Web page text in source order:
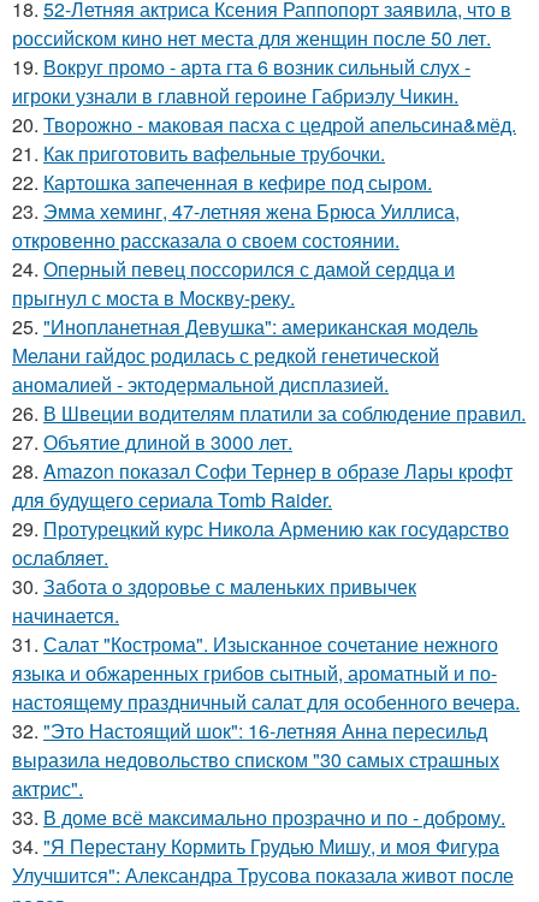
18. 52-Летняя актриса Ксения Раппопорт заявила, что в
российском кино нет места для женщин после 50 лет.
19. Вокруг промо - арта гта 6 возник сильный слух -
игроки узнали в главной героине Габриэлу Чикин.
20. Творожно - маковая пасха с цедрой апельсина&мёд.
21. Как приготовить вафельные трубочки.
22. Картошка запеченная в кефире под сыром.
23. Эмма хеминг, 47-летняя жена Брюса Уиллиса,
откровенно рассказала о своем состоянии.
24. Оперный певец поссорился с дамой сердца и
прыгнул с моста в Москву-реку.
25. "Инопланетная Девушка": американская модель
Мелани гайдос родилась с редкой генетической
аномалией - эктодермальной дисплазией.
26. В Швеции водителям платили за соблюдение правил.
27. Объятие длиной в 3000 лет.
28. Amazon показал Софи Тернер в образе Лары крофт
для будущего сериала Tomb Raider.
29. Протурецкий курс Никола Армению как государство
ослабляет.
30. Забота о здоровье с маленьких привычек
начинается.
31. Салат "Кострома". Изысканное сочетание нежного
языка и обжаренных грибов сытный, ароматный и по-
настоящему праздничный салат для особенного вечера.
32. "Это Настоящий шок": 16-летняя Анна пересильд
выразила недовольство списком "30 самых страшных
актрис".
33. В доме всё максимально прозрачно и по - доброму.
34. "Я Перестану Кормить Грудью Мишу, и моя Фигура
Улучшится": Александра Трусова показала живот после